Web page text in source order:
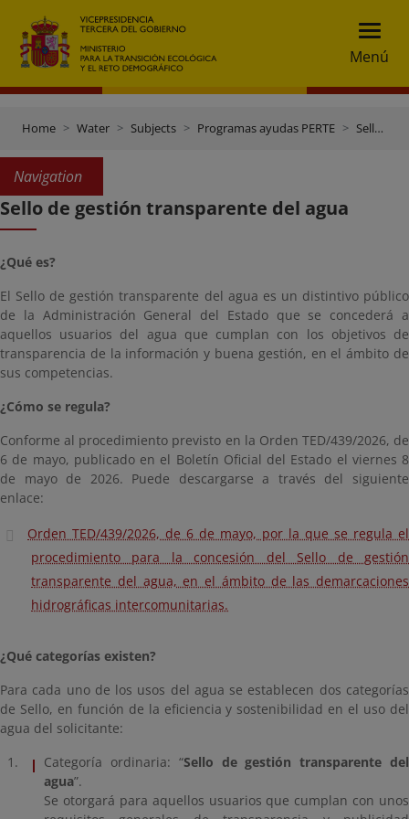
Menú
Home Water Subjects Programas ayudas PERTE Sello de gestión transparente del agua
Navigation
Sello de gestión transparente del agua
¿Qué es?
El Sello de gestión transparente del agua es un distintivo público
de la Administración General del Estado que se concederá a
aquellos usuarios del agua que cumplan con los objetivos de
transparencia de la información y buena gestión, en el ámbito de
sus competencias.
¿Cómo se regula?
Conforme al procedimiento previsto en la Orden TED/439/2026, de
6 de mayo, publicado en el Boletín Oficial del Estado el viernes 8
de mayo de 2026. Puede descargarse a través del siguiente
enlace:
Orden TED/439/2026, de 6 de mayo, por la que se regula el
procedimiento para la concesión del Sello de gestión
transparente del agua, en el ámbito de las demarcaciones
hidrográficas intercomunitarias.
¿Qué categorías existen?
Para cada uno de los usos del agua se establecen dos categorías
de Sello, en función de la eficiencia y sostenibilidad en el uso del
agua del solicitante:
Categoría ordinaria: “Sello de gestión transparente del
agua”.
Se otorgará para aquellos usuarios que cumplan con unos